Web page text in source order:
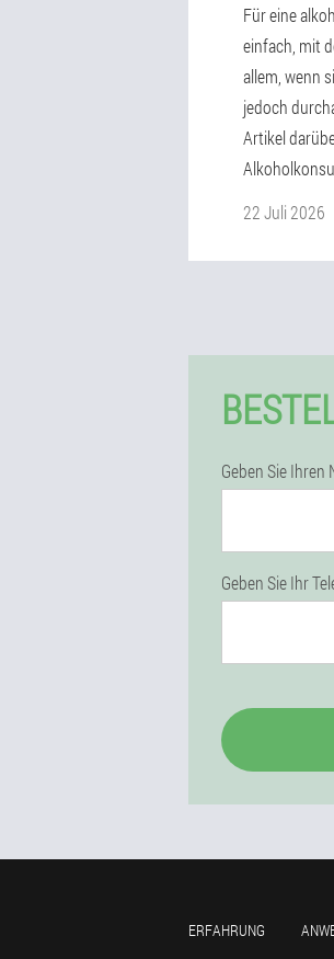
Für eine
einfach, mit
allem, wenn
jedoch
Artikel
22 Juli 2026
Geben Sie Ihren
Geben Sie Ihr
ERFAHRUNG